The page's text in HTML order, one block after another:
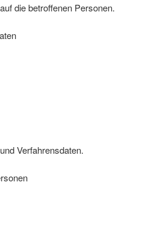
die betroffenen Personen.
Verfahrensdaten.